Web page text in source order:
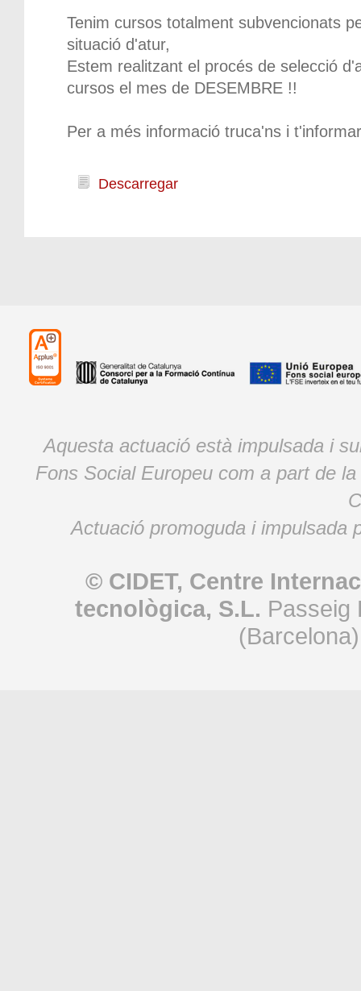
Tenim cursos totalment subvencionats
situació d'atur,
Estem realitzant el procés de selecció
cursos el mes de DESEMBRE !!
Per a més informació truca'ns i
Descarregar
Aquesta actuació està impulsada i
Fons Social Europeu com a part de
Actuació promoguda i impulsada
© CIDET, Centre
tecnològica, S.L. Passeig